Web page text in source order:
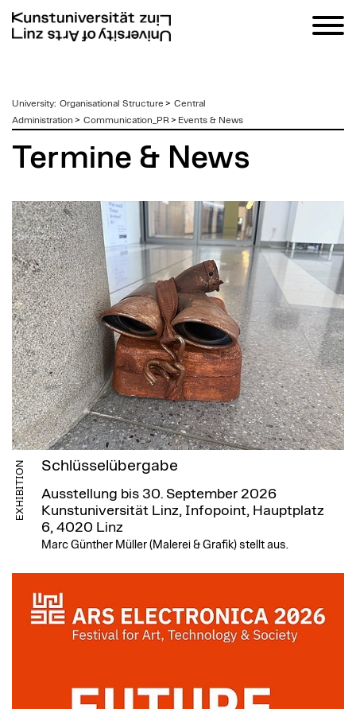
zum
Inhalt
University: Organisational Structure > Central
Administration > Communication_PR > Events & News
Termine & News
EXHIBITION Schlüsselübergabe
Ausstellung bis 30. September 2026
Kunstuniversität Linz, Infopoint, Hauptplatz
6, 4020 Linz
Marc Günther Müller (Malerei & Grafik) stellt aus.